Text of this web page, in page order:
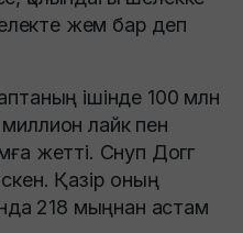
жем бар деп
ішінде 100 млн
лайк пен
жетті. Снуп Догг
Қазір оның
218 мыңнан астам